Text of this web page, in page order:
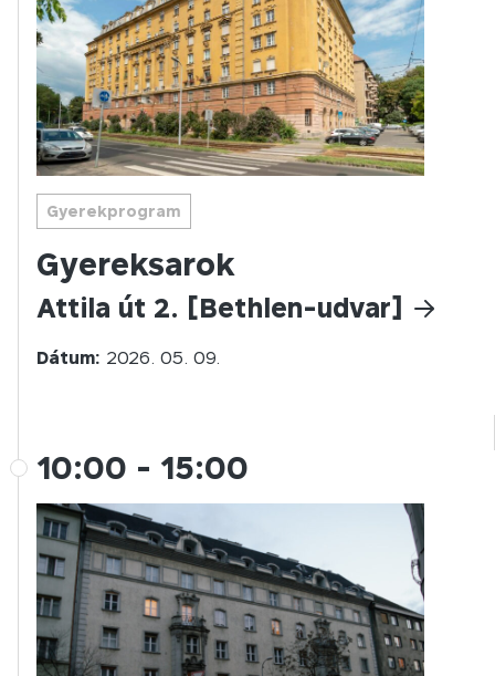
Gyerekprogram
Gyereksarok
Attila út 2. [Bethlen-udvar]
Dátum: 2026. 05. 09.
10:00 - 15:00